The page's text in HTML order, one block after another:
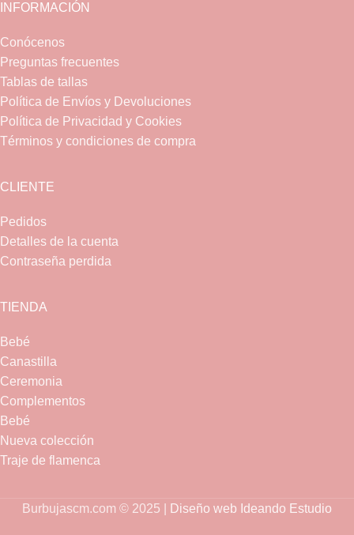
INFORMACIÓN
Conócenos
Preguntas frecuentes
Tablas de tallas
Política de Envíos y Devoluciones
Política de Privacidad y Cookies
Términos y condiciones de compra
CLIENTE
Pedidos
Detalles de la cuenta
Contraseña perdida
TIENDA
Bebé
Canastilla
Ceremonia
Complementos
Bebé
Nueva colección
Traje de flamenca
Burbujascm.com © 2025 | Diseño web Ideando Estudio